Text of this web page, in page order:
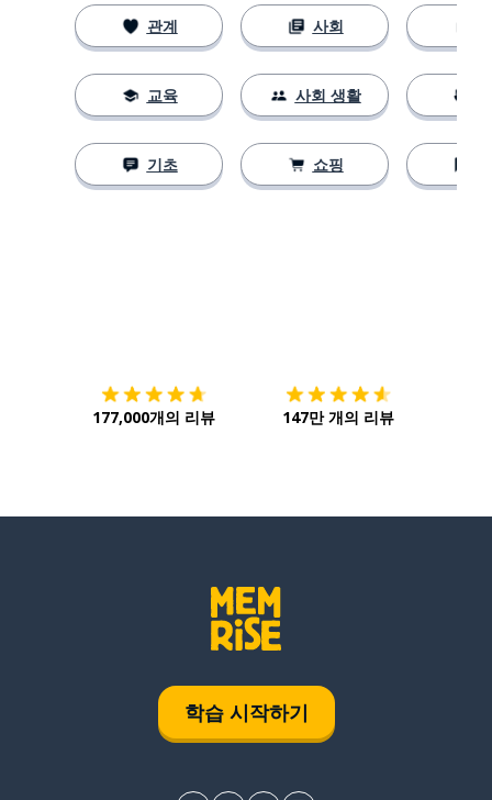
관계
교육
기초
사회
사회 생활
쇼핑
177,000개의 리뷰 147만 개의 리뷰
학습 시작하기